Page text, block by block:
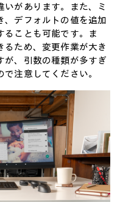
いがあります。また、ミ
、デフォルトの値を追加
ることも可能です。ま
るため、変更作業が大き
が、引数の種類が多すぎ
注意してください。